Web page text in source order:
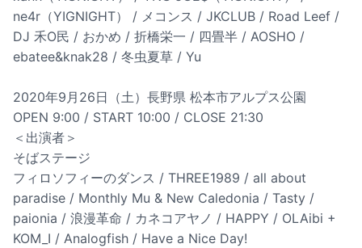
ne4r（YIGNIGHT） / メコンス / JKCLUB / Road Leef /
DJ 禾O民 / おかめ / 折橋栄一 / 四畳半 / AOSHO /
ebatee&knak28 / 冬虫夏草 / Yu
2020年9月26日（土）長野県 松本市アルプス公園
OPEN 9:00 / START 10:00 / CLOSE 21:30
＜出演者＞
そばステージ
フィロソフィーのダンス / THREE1989 / all about
paradise / Monthly Mu & New Caledonia / Tasty /
paionia / 浪漫革命 / カネコアヤノ / HAPPY / OLAibi +
KOM_I / Analogfish / Have a Nice Day!